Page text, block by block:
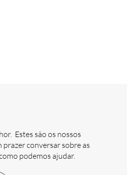
Estes são os nossos
conversar sobre as
podemos ajudar.